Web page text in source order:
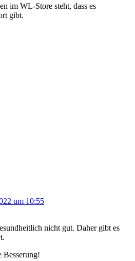
im WL-Store steht, dass es
gibt.
um 10:55
nicht gut. Daher gibt es
Besserung!